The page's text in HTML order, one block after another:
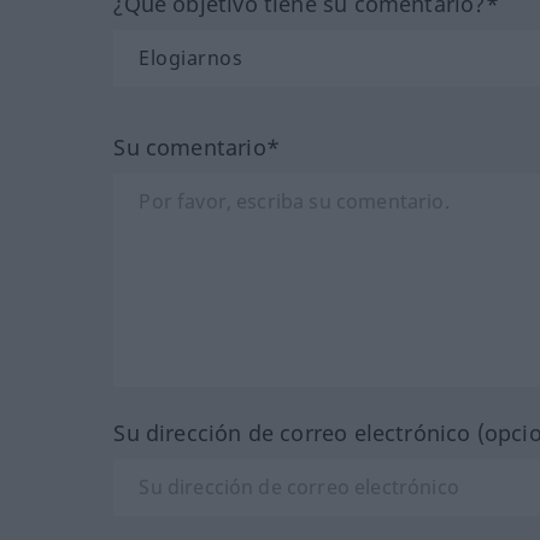
Su comentario*
Su dirección de correo electrónico